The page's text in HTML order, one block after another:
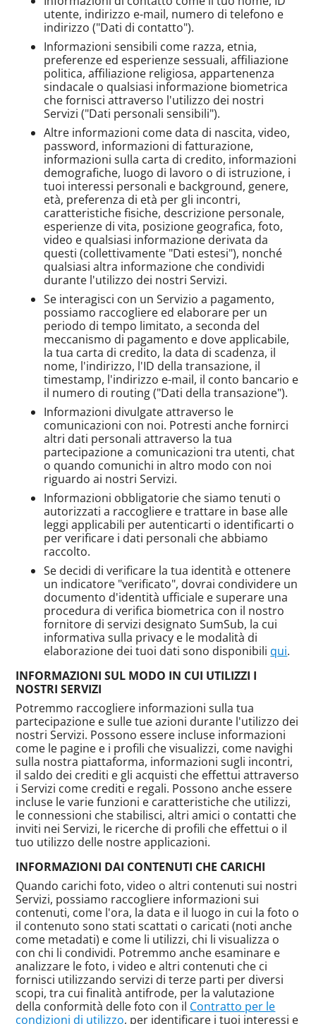
utente, indirizzo e-mail, numero di telefono e
indirizzo ("Dati di contatto").
Informazioni sensibili come razza, etnia,
preferenze ed esperienze sessuali, affiliazione
politica, affiliazione religiosa, appartenenza
sindacale o qualsiasi informazione biometrica
che fornisci attraverso l'utilizzo dei nostri
Servizi ("Dati personali sensibili").
Altre informazioni come data di nascita, video,
password, informazioni di fatturazione,
informazioni sulla carta di credito, informazioni
demografiche, luogo di lavoro o di istruzione, i
tuoi interessi personali e background, genere,
età, preferenza di età per gli incontri,
caratteristiche fisiche, descrizione personale,
esperienze di vita, posizione geografica, foto,
video e qualsiasi informazione derivata da
questi (collettivamente "Dati estesi"), nonché
qualsiasi altra informazione che condividi
durante l'utilizzo dei nostri Servizi.
Se interagisci con un Servizio a pagamento,
possiamo raccogliere ed elaborare per un
periodo di tempo limitato, a seconda del
meccanismo di pagamento e dove applicabile,
la tua carta di credito, la data di scadenza, il
nome, l'indirizzo, l'ID della transazione, il
timestamp, l'indirizzo e-mail, il conto bancario e
il numero di routing ("Dati della transazione").
Informazioni divulgate attraverso le
comunicazioni con noi. Potresti anche fornirci
altri dati personali attraverso la tua
partecipazione a comunicazioni tra utenti, chat
o quando comunichi in altro modo con noi
riguardo ai nostri Servizi.
Informazioni obbligatorie che siamo tenuti o
autorizzati a raccogliere e trattare in base alle
leggi applicabili per autenticarti o identificarti o
per verificare i dati personali che abbiamo
raccolto.
Se decidi di verificare la tua identità e ottenere
un indicatore "verificato", dovrai condividere un
documento d'identità ufficiale e superare una
procedura di verifica biometrica con il nostro
fornitore di servizi designato SumSub, la cui
informativa sulla privacy e le modalità di
elaborazione dei tuoi dati sono disponibili qui.
INFORMAZIONI SUL MODO IN CUI UTILIZZI I
NOSTRI SERVIZI
Potremmo raccogliere informazioni sulla tua
partecipazione e sulle tue azioni durante l'utilizzo dei
nostri Servizi. Possono essere incluse informazioni
come le pagine e i profili che visualizzi, come navighi
sulla nostra piattaforma, informazioni sugli incontri,
il saldo dei crediti e gli acquisti che effettui attraverso
i Servizi come crediti e regali. Possono anche essere
incluse le varie funzioni e caratteristiche che utilizzi,
le connessioni che stabilisci, altri amici o contatti che
inviti nei Servizi, le ricerche di profili che effettui o il
tuo utilizzo delle nostre applicazioni.
INFORMAZIONI DAI CONTENUTI CHE CARICHI
Quando carichi foto, video o altri contenuti sui nostri
Servizi, possiamo raccogliere informazioni sui
contenuti, come l'ora, la data e il luogo in cui la foto o
il contenuto sono stati scattati o caricati (noti anche
come metadati) e come li utilizzi, chi li visualizza o
con chi li condividi. Potremmo anche esaminare e
analizzare le foto, i video e altri contenuti che ci
fornisci utilizzando servizi di terze parti per diversi
scopi, tra cui finalità antifrode, per la valutazione
della conformità delle foto con il Contratto per le
condizioni di utilizzo, per identificare i tuoi interessi e